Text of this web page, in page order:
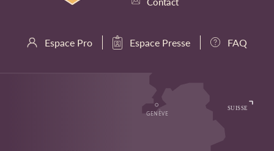
Espace Pro Espace Presse FAQ